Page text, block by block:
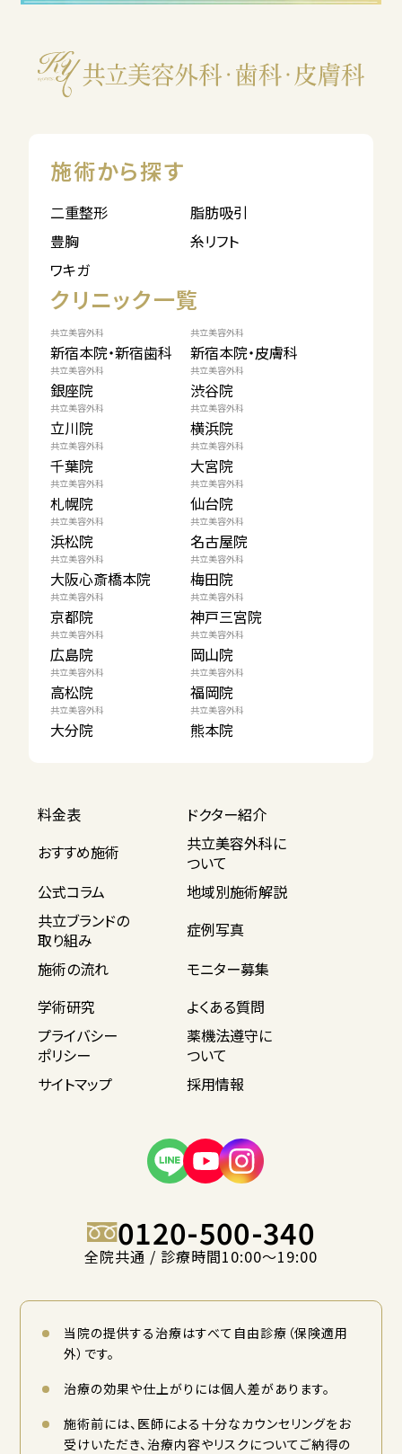
施術から探す
二重整形
脂肪吸引
豊胸
糸リフト
ワキガ
クリニック一覧
共立美容外科
新宿本院・新宿歯科
共立美容外科
新宿本院・皮膚科
共立美容外科
銀座院
共立美容外科
渋谷院
共立美容外科
立川院
共立美容外科
横浜院
共立美容外科
千葉院
共立美容外科
大宮院
共立美容外科
札幌院
共立美容外科
仙台院
共立美容外科
浜松院
共立美容外科
名古屋院
共立美容外科
大阪心斎橋本院
共立美容外科
梅田院
共立美容外科
京都院
共立美容外科
神戸三宮院
共立美容外科
広島院
共立美容外科
岡山院
共立美容外科
高松院
共立美容外科
福岡院
共立美容外科
大分院
共立美容外科
熊本院
料金表
ドクター紹介
おすすめ施術
共立美容外科に
ついて
公式コラム
地域別施術解説
共立ブランドの
取り組み
症例写真
施術の流れ
モニター募集
学術研究
よくある質問
プライバシー
ポリシー
薬機法遵守に
ついて
サイトマップ
採用情報
0120-500-340
全院共通 / 診療時間10:00〜19:00
当院の提供する治療はすべて自由診療（保険適用
外）です。
治療の効果や仕上がりには個人差があります。
施術前には、医師による十分なカウンセリングをお
受けいただき、治療内容やリスクについてご納得の